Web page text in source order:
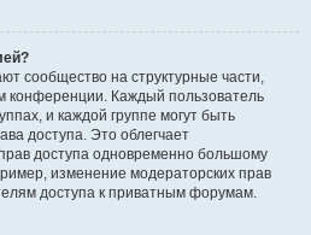
сообщество на структурные части,
конференции. Каждый пользователь
и каждой группе могут быть
доступа. Это облегчает
доступа одновременно большому
изменение модераторских прав
доступа к приватным форумам.